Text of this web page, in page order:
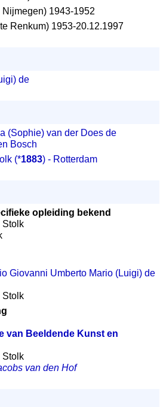
Nijmegen) 1943-1952
Renkum) 1953-20.12.1997
de
(Sophie) van der Does de
Bosch
(*1883) - Rotterdam
opleiding bekend
Stolk
Giovanni Umberto Mario (Luigi) de
Stolk
van Beeldende Kunst en
Stolk
van den Hof